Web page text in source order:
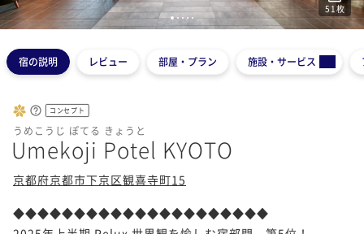
51 枚
12345
宿の説明 レビュー 部屋・プラン 施設・サービス
コンセプト
うめこうじ ぽてる きょうと
Umekoji Potel KYOTO
京都府京都市下京区観喜寺町15
◆◆◆◆◆◆◆◆◆◆◆◆◆◆◆◆◆◆◆◆◆